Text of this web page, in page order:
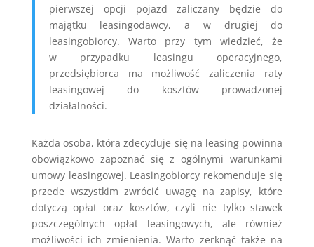
pierwszej opcji pojazd zaliczany będzie do
majątku leasingodawcy, a w drugiej do
leasingobiorcy. Warto przy tym wiedzieć, że
w przypadku leasingu operacyjnego,
przedsiębiorca ma możliwość zaliczenia raty
leasingowej do kosztów prowadzonej
działalności.
Każda osoba, która zdecyduje się na leasing powinna
obowiązkowo zapoznać się z ogólnymi warunkami
umowy leasingowej. Leasingobiorcy rekomenduje się
przede wszystkim zwrócić uwagę na zapisy, które
dotyczą opłat oraz kosztów, czyli nie tylko stawek
poszczególnych opłat leasingowych, ale również
możliwości ich zmienienia. Warto zerknąć także na